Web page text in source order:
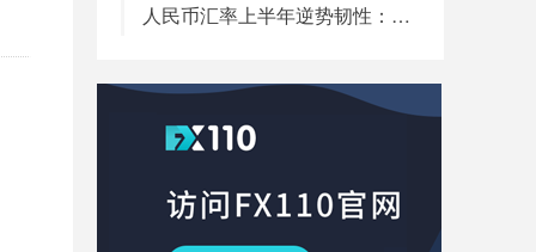
人民币汇率上半年逆势韧性：是何原因?下半年走势又将如何演绎?